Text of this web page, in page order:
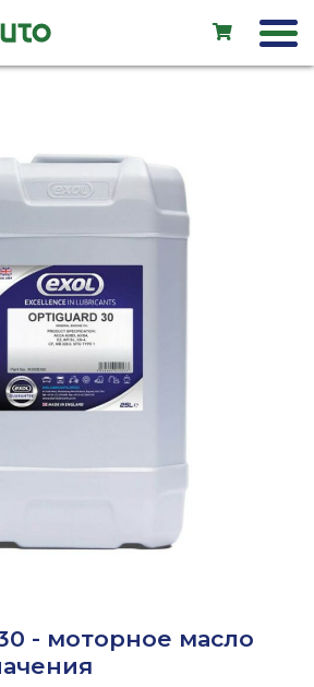
Автосервис
Магазин
Новые авто
авто
- моторное масло